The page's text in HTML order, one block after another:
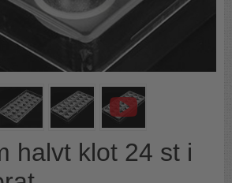
halvt klot 24 st i